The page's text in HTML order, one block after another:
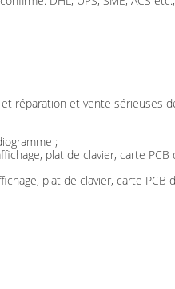
réparation et vente sérieuses
;
plat de clavier, carte
plat de clavier, carte PCB